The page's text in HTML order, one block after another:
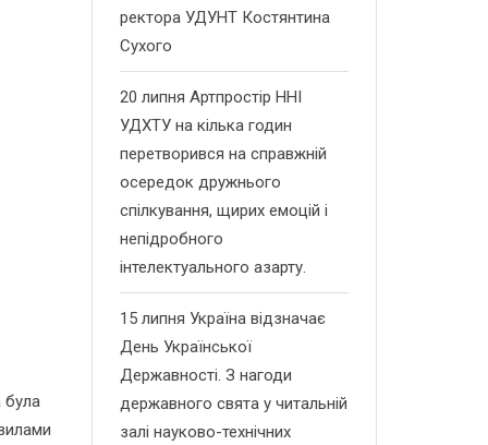
була
ректора УДУНТ Костянтина
Сухого
20 липня Артпростір ННІ
УДХТУ на кілька годин
перетворився на справжній
осередок дружнього
спілкування, щирих емоцій і
непідробного
інтелектуального азарту.
15 липня Україна відзначає
День Української
Державності. З нагоди
державного свята у читальній
залі науково-технічних